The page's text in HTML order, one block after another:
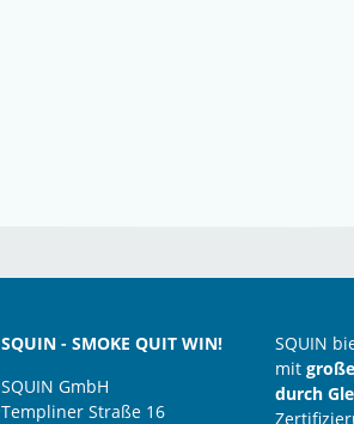
SQUIN - SMOKE QUIT WIN!
SQUIN GmbH
Templiner Straße 16
SQUIN
mit
durch